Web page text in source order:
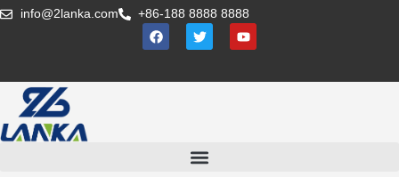
info@2lanka.com +86-188 8888 8888